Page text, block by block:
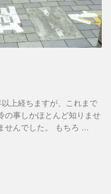
上経ちますが、これまで
の事しかほとんど知りませ
せんでした。 もちろ ...